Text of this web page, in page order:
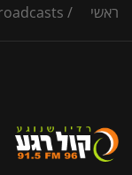
ראשי /